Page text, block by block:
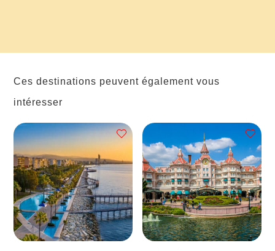
Ces destinations peuvent également vous
intéresser